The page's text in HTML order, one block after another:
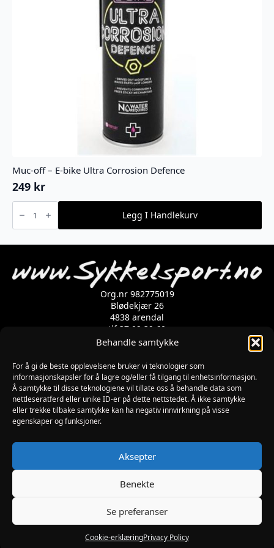
Behandle samtykke
For å gi de beste opplevelsene bruker vi teknologier som
informasjonskapsler for å lagre og/eller få tilgang til enhetsinformasjon.
Å samtykke til disse teknologiene vil tillate oss å behandle data som
nettleseratferd eller unike ID-er på dette nettstedet. Å ikke samtykke
eller trekke tilbake samtykke kan ha negativ innvirkning på visse
egenskaper og funksjoner.
Aksepter
Benekte
Se preferanser
Cookie-erklæringPrivacy Policy
Muc-off – E-bike Ultra Corrosion Defence
249 kr
Muc-
E-
Corrosion
Legg I Handlekurv
Org.nr 982775019
Blødekjær 26
4838 arendal
tlf 37 02 39 60
Kontaktskjema
Åpningstider
MANDAG-FREDAG: 09:00-17:00
LØRDAG: 10:00-15:00
SØNDAG: STENGT
PÅSKEAFTEN OG PINSEAFTEN : 10:00-13:00
Informasjon
MIN SIDE
KJØPSBETINGELSER
Utviklet av Digipos AS – Arendal Copyright 2026